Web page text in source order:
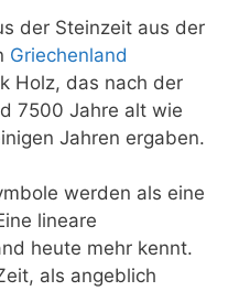
der Steinzeit aus der
Griechenland
Holz, das nach der
7500 Jahre alt wie
Jahren ergaben.
werden als eine
lineare
heute mehr kennt.
als angeblich